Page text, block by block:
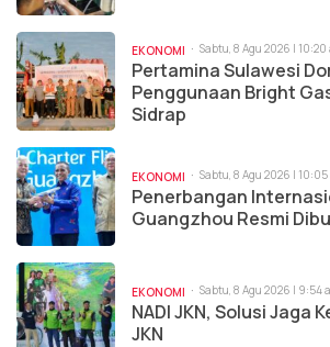
EKONOMI Sabtu, 8 Agu 2026 | 10:20
Pertamina Sulawesi
Penggunaan Bright
Sidrap
EKONOMI Sabtu, 8 Agu 2026 | 10:05
Penerbangan
Guangzhou Resmi
EKONOMI Sabtu, 8 Agu 2026 | 9:54
NADI JKN, Solusi Jaga
JKN